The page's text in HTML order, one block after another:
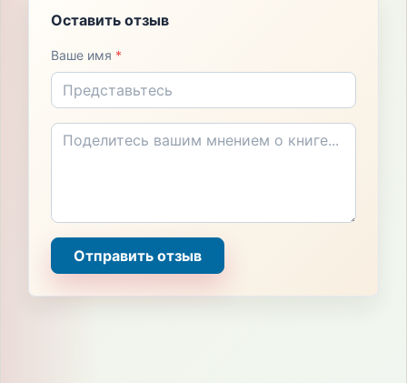
Оставить отзыв
Ваше имя *
Отправить отзыв